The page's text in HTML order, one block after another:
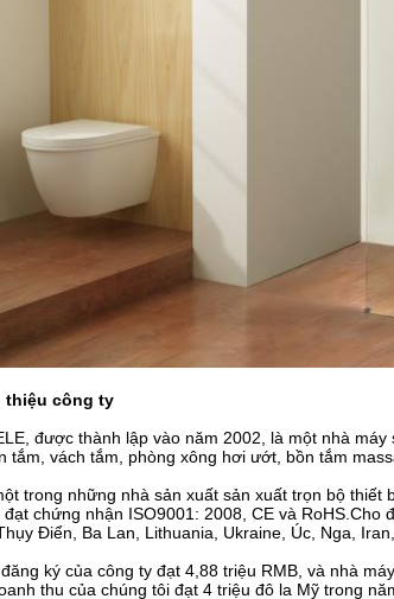
thiệu công ty
được thành lập vào năm 2002, là một nhà
tắm, vách tắm, phòng xông hơi ướt, bồn tắm
trong những nhà sản xuất sản xuất trọn bộ
đạt chứng nhận ISO9001: 2008, CE và RoHS.Cho
Điển, Ba Lan, Lithuania, Ukraine, Úc, Nga,
ký của công ty đạt 4,88 triệu RMB, và nhà
thu của chúng tôi đạt 4 triệu đô la Mỹ trong